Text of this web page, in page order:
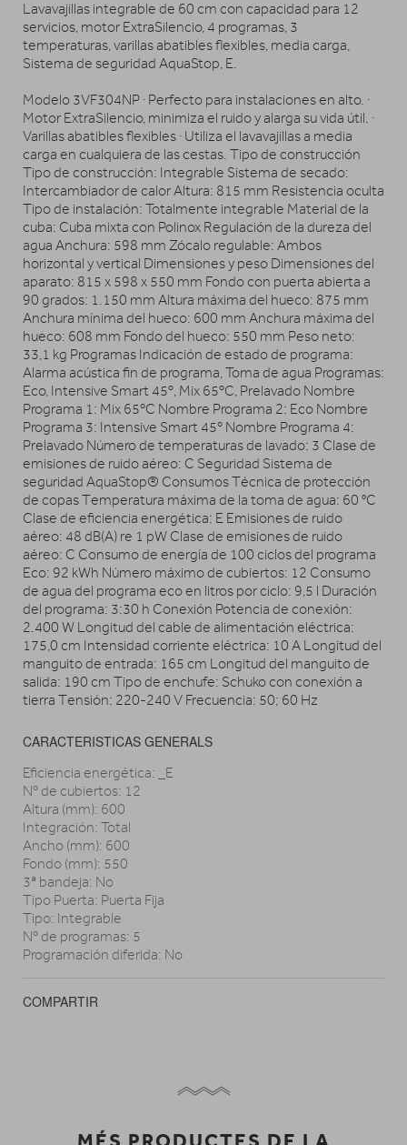
Lavavajillas integrable de 60 cm con capacidad para 12
servicios, motor ExtraSilencio, 4 programas, 3
temperaturas, varillas abatibles flexibles, media carga,
Sistema de seguridad AquaStop, E.
Modelo 3VF304NP · Perfecto para instalaciones en alto. ·
Motor ExtraSilencio, minimiza el ruido y alarga su vida útil. ·
Varillas abatibles flexibles · Utiliza el lavavajillas a media
carga en cualquiera de las cestas. Tipo de construcción
Tipo de construcción: Integrable Sistema de secado:
Intercambiador de calor Altura: 815 mm Resistencia oculta
Tipo de instalación: Totalmente integrable Material de la
cuba: Cuba mixta con Polinox Regulación de la dureza del
agua Anchura: 598 mm Zócalo regulable: Ambos
horizontal y vertical Dimensiones y peso Dimensiones del
aparato: 815 x 598 x 550 mm Fondo con puerta abierta a
90 grados: 1.150 mm Altura máxima del hueco: 875 mm
Anchura mínima del hueco: 600 mm Anchura máxima del
hueco: 608 mm Fondo del hueco: 550 mm Peso neto:
33,1 kg Programas Indicación de estado de programa:
Alarma acústica fin de programa, Toma de agua Programas:
Eco, Intensive Smart 45º, Mix 65ºC, Prelavado Nombre
Programa 1: Mix 65ºC Nombre Programa 2: Eco Nombre
Programa 3: Intensive Smart 45º Nombre Programa 4:
Prelavado Número de temperaturas de lavado: 3 Clase de
emisiones de ruido aéreo: C Seguridad Sistema de
seguridad AquaStop® Consumos Técnica de protección
de copas Temperatura máxima de la toma de agua: 60 °C
Clase de eficiencia energética: E Emisiones de ruido
aéreo: 48 dB(A) re 1 pW Clase de emisiones de ruido
aéreo: C Consumo de energía de 100 ciclos del programa
Eco: 92 kWh Número máximo de cubiertos: 12 Consumo
de agua del programa eco en litros por ciclo: 9,5 l Duración
del programa: 3:30 h Conexión Potencia de conexión:
2.400 W Longitud del cable de alimentación eléctrica:
175,0 cm Intensidad corriente eléctrica: 10 A Longitud del
manguito de entrada: 165 cm Longitud del manguito de
salida: 190 cm Tipo de enchufe: Schuko con conexión a
tierra Tensión: 220-240 V Frecuencia: 50; 60 Hz
CARACTERISTICAS GENERALS
Eficiencia energética: _E
Nº de cubiertos: 12
Altura (mm): 600
Integración: Total
Ancho (mm): 600
Fondo (mm): 550
3ª bandeja: No
Tipo Puerta: Puerta Fija
Tipo: Integrable
Nº de programas: 5
Programación diferida: No
COMPARTIR